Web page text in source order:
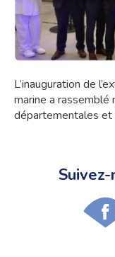
L’inauguration de
marine a rassemblé
départementales et